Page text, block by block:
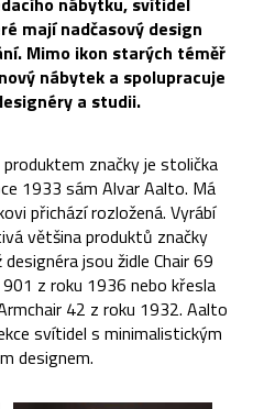
mají nadčasový design
Mimo ikon starých téměř
nábytek a spolupracuje
a studii.
produktem značky je stolička
1933 sám Alvar Aalto. Má
přichází rozložená. Vyrábí
většina produktů značky
jsou židle Chair 69
z roku 1936 nebo křesla
42 z roku 1932. Aalto
svítidel s minimalistickým
designem.